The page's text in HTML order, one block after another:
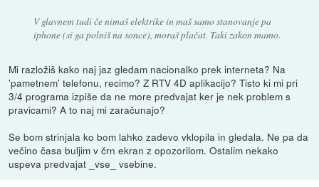
V glavnem tudi če nimaš elektrike in maš samo stanovanje pa
iphone (si ga polniš na sonce), moraš plačat. Taki zakon mamo.
Mi razložiš kako naj jaz gledam nacionalko prek interneta? Na
'pametnem' telefonu, recimo? Z RTV 4D aplikacijo? Tisto ki mi pri
3/4 programa izpiše da ne more predvajat ker je nek problem s
pravicami? A to naj mi zaračunajo?
Se bom strinjala ko bom lahko zadevo vklopila in gledala. Ne pa da
večino časa buljim v črn ekran z opozorilom. Ostalim nekako
uspeva predvajat _vse_ vsebine.